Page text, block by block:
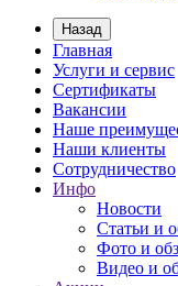
Назад
Главная
Услуги и сервис
Сертификаты
Вакансии
Наше
Наши клиенты
Сотрудничество
Инфо
Новости
Статьи и
Фото и
Видео и